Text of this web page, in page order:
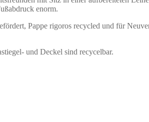
enorm.
Pappe rigoros recycled und für
und Deckel sind recycelbar.